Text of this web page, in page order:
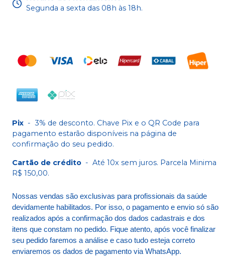
Segunda a sexta das 08h às 18h.
Pix - 3% de desconto. Chave Pix e o QR Code para
pagamento estarão disponíveis na página de
confirmação do seu pedido.
Cartão de crédito - Até 10x sem juros. Parcela Minima
R$ 150,00.
Nossas vendas são exclusivas para profissionais da saúde
devidamente habilitados. Por isso, o pagamento e envio só são
realizados após a confirmação dos dados cadastrais e dos
itens que constam no pedido. Fique atento, após você finalizar
seu pedido faremos a análise e caso tudo esteja correto
enviaremos os dados de pagamento via WhatsApp.